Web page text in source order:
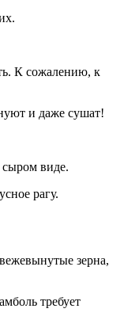
К сожалению, к
и даже сушат!
виде.
рагу.
зерна,
требует